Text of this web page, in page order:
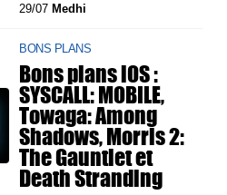
29/07 Medhi
BONS PLANS
Bons plans iOS :
SYSCALL: MOBILE,
Towaga: Among
Shadows, Morris 2:
The Gauntlet et
Death Stranding